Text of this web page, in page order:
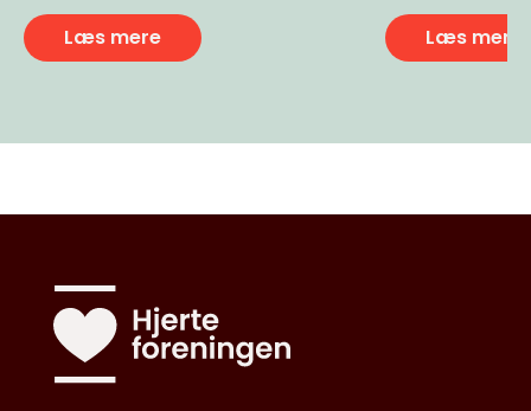
Læs mere Læs mere